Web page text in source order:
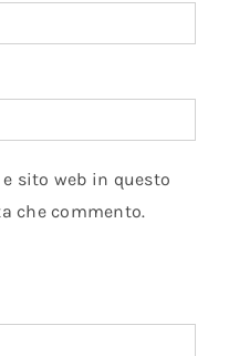
sito web in questo
che commento.